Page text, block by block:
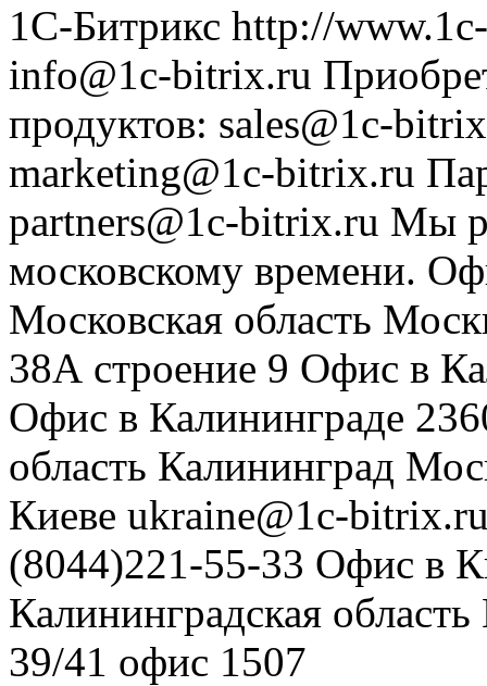
1С-Битрикс http://
info@1c-bitrix.ru
продуктов: sales@1c-
marketing@1c-bitrix.ru
partners@1c-bitrix.ru Мы
московскому времени.
Московская область
38А строение 9 Офис в
Офис в Калининграде
область Калининград
Киеве ukraine@1c-
(8044)221-55-33 Офис в
Калининградская область
39/41 офис 1507